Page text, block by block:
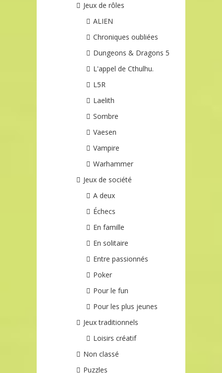
Jeux de rôles
ALIEN
Chroniques oubliées
Dungeons & Dragons 5
L'appel de Cthulhu.
L5R
Laelith
Sombre
Vaesen
Vampire
Warhammer
Jeux de société
A deux
Échecs
En famille
En solitaire
Entre passionnés
Poker
Pour le fun
Pour les plus jeunes
Jeux traditionnels
Loisirs créatif
Non classé
Puzzles